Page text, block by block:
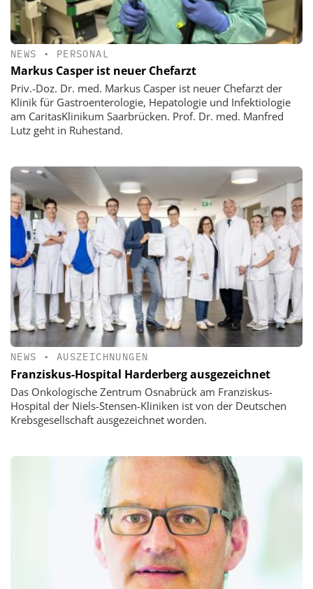
NEWS • PERSONAL
Markus Casper ist neuer Chefarzt
Priv.-Doz. Dr. med. Markus Casper ist neuer Chefarzt der
Klinik für Gastroenterologie, Hepatologie und Infektiologie
am CaritasKlinikum Saarbrücken. Prof. Dr. med. Manfred
Lutz geht in Ruhestand.
NEWS • AUSZEICHNUNGEN
Franziskus-Hospital Harderberg ausgezeichnet
Das Onkologische Zentrum Osnabrück am Franziskus-
Hospital der Niels-Stensen-Kliniken ist von der Deutschen
Krebsgesellschaft ausgezeichnet worden.